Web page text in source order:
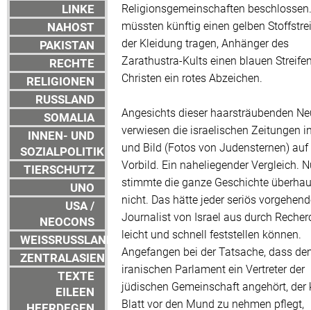
LINKE
NAHOST
PAKISTAN
RECHTE
RELIGIONEN
RUSSLAND
SOMALIA
INNEN- UND
SOZIALPOLITIK
TIERSCHUTZ
UNO
USA /
NEOCONS
WEISSRUSSLAND
ZENTRALASIEN
TEXTE
EILEEN
Religionsgemeinschaften
müssten künftig einen gelben
der Kleidung tragen, Anhänger des
Zarathustra-Kults einen blauen
Christen ein rotes Abzeichen.
Angesichts dieser haarsträubenden
verwiesen die israelischen Zeitungen
und Bild (Fotos von Judensternen) auf
Vorbild. Ein naheliegender Vergleich.
stimmte die ganze Geschichte
nicht. Das hätte jeder seriös
Journalist von Israel aus durch
leicht und schnell feststellen können.
Angefangen bei der Tatsache, dass
iranischen Parlament ein Vertreter der
jüdischen Gemeinschaft angehört, der
Blatt vor den Mund zu nehmen pflegt,